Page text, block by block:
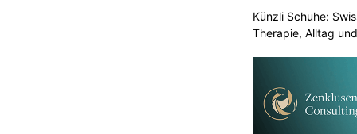
Künzli Schuhe:
Therapie, Alltag